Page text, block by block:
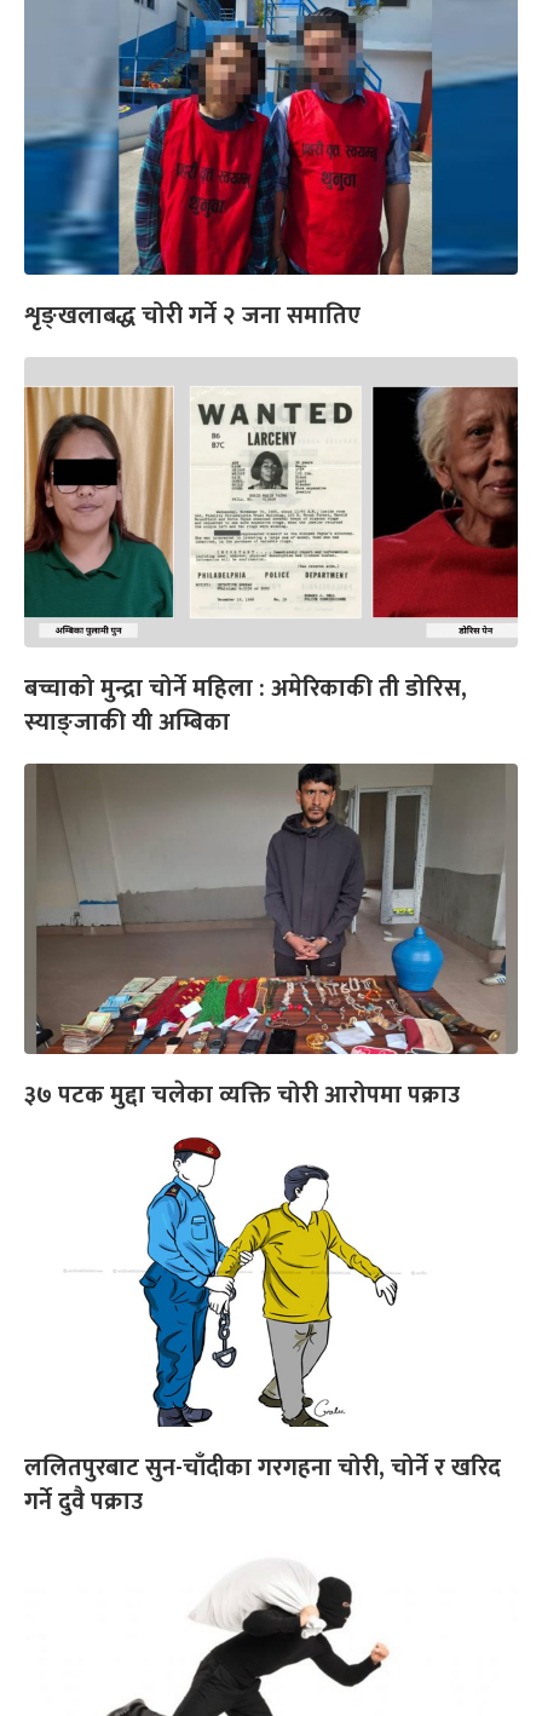
शृङ्‍खलाबद्ध चोरी गर्ने २ जना समातिए
बच्चाको मुन्द्रा चोर्ने महिला : अमेरिकाकी ती डोरिस,
स्याङ्जाकी यी अम्बिका
३७ पटक मुद्दा चलेका व्यक्ति चोरी आरोपमा पक्राउ
ललितपुरबाट सुन-चाँदीका गरगहना चोरी, चोर्ने र खरिद
गर्ने दुवै पक्राउ